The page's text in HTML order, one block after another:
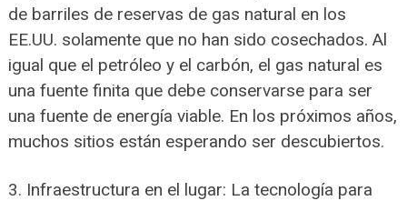
de barriles de reservas de gas natural en los
EE.UU. solamente que no han sido cosechados. Al
igual que el petróleo y el carbón, el gas natural es
una fuente finita que debe conservarse para ser
una fuente de energía viable. En los próximos años,
muchos sitios están esperando ser descubiertos.
3. Infraestructura en el lugar: La tecnología para